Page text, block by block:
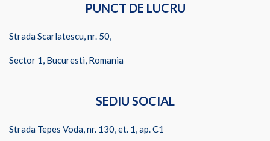
PUNCT DE LUCRU
Strada Scarlatescu, nr. 50,
Sector 1, Bucuresti, Romania
SEDIU SOCIAL
Strada Tepes Voda, nr. 130, et. 1, ap. C1